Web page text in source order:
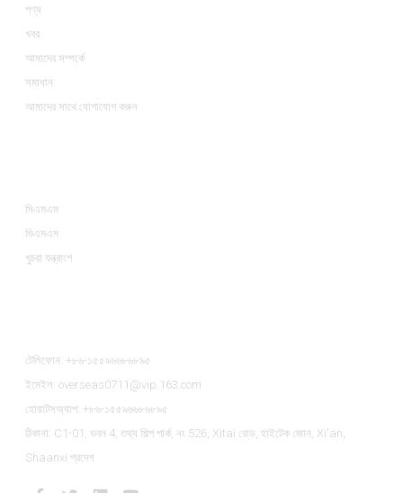
পণ্য
খবর
আমাদের সম্পর্কে
সমাধান
আমাদের সাথে যোগাযোগ করুন
সিএমএম
ভিএমএম
খুচরা যন্ত্রাংশ
টেলিফোন: +৮৬-১৫৫৯৬৬৮৬৮৯৫
ইমেইল: overseas0711@vip.163.com
হোয়াটসঅ্যাপ: +৮৬-১৫৫৯৬৬৮৬৮৯৫
ঠিকানা: C1-01, ভবন 4, তথ্য শিল্প পার্ক, নং 526, Xitai রোড, হাইটেক জোন, Xi'an,
Shaanxi প্রদেশ